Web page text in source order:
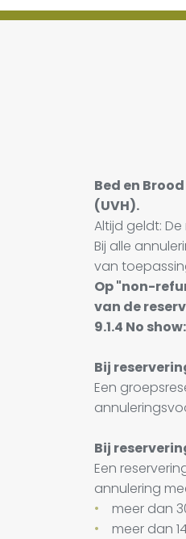
Bed en
(UVH).
Altijd geldt:
Bij alle
van
Op "non-
van de
9.1.4 No show:
Bij
Een
Bij
Een
annulering
meer dan
meer dan